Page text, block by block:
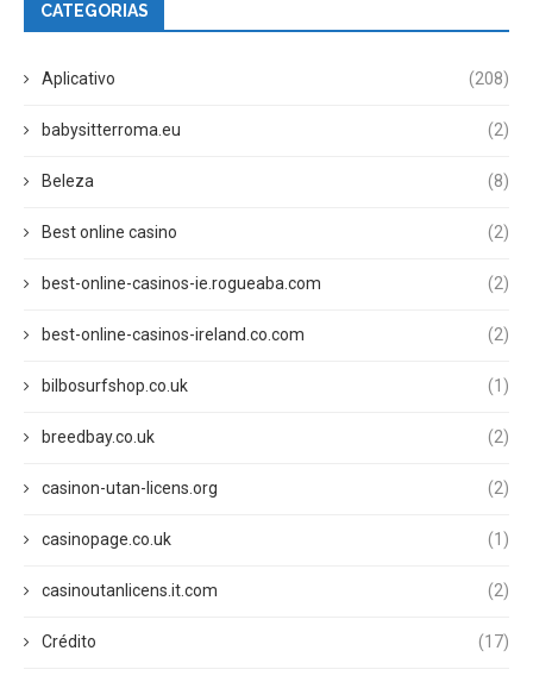
CATEGORIAS
Aplicativo (208)
babysitterroma.eu (2)
Beleza (8)
Best online casino (2)
best-online-casinos-ie.rogueaba.com (2)
best-online-casinos-ireland.co.com (2)
bilbosurfshop.co.uk (1)
breedbay.co.uk (2)
casinon-utan-licens.org (2)
casinopage.co.uk (1)
casinoutanlicens.it.com (2)
Crédito (17)